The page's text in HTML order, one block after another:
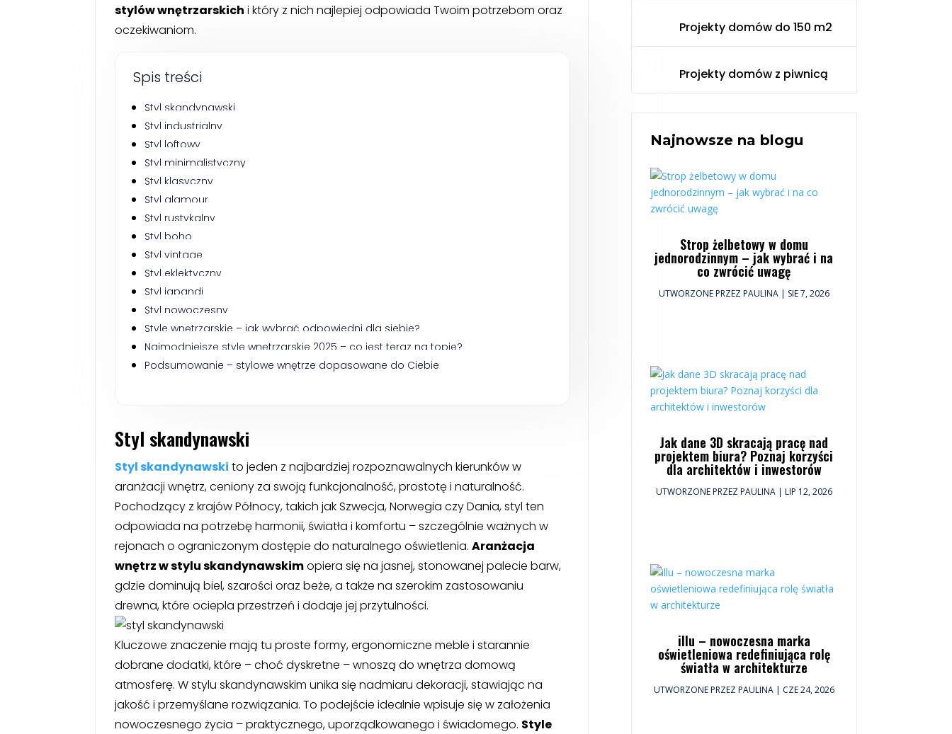
stylów wnętrzarskich i który z nich najlepiej odpowiada Twoim potrzebom oraz
oczekiwaniom.
Spis treści
Styl skandynawski
Styl industrialny
Styl loftowy
Styl minimalistyczny
Styl klasyczny
Styl glamour
Styl rustykalny
Styl boho
Styl vintage
Styl eklektyczny
Styl japandi
Styl nowoczesny
Style wnętrzarskie – jak wybrać odpowiedni dla siebie?
Najmodniejsze style wnętrzarskie 2025 – co jest teraz na topie?
Podsumowanie – stylowe wnętrze dopasowane do Ciebie
Styl skandynawski
Styl skandynawski to jeden z najbardziej rozpoznawalnych kierunków w
aranżacji wnętrz, ceniony za swoją funkcjonalność, prostotę i naturalność.
Pochodzący z krajów Północy, takich jak Szwecja, Norwegia czy Dania, styl ten
odpowiada na potrzebę harmonii, światła i komfortu – szczególnie ważnych w
rejonach o ograniczonym dostępie do naturalnego oświetlenia.Aranżacja
wnętrz w stylu skandynawskimopiera się na jasnej, stonowanej palecie barw,
gdzie dominują biel, szarości oraz beże, a także na szerokim zastosowaniu
drewna, które ociepla przestrzeń i dodaje jej przytulności.
Kluczowe znaczenie mają tu proste formy, ergonomiczne meble i starannie
dobrane dodatki, które – choć dyskretne – wnoszą do wnętrza domową
atmosferę. W stylu skandynawskim unika się nadmiaru dekoracji, stawiając na
jakość i przemyślane rozwiązania. To podejście idealnie wpisuje się w założenia
nowoczesnego życia – praktycznego, uporządkowanego i świadomego. Style
Projekty domów do 150 m2
Projekty domów z piwnicą
Najnowsze na blogu
Strop żelbetowy w domu
jednorodzinnym – jak wybrać i na
co zwrócić uwagę
UTWORZONE PRZEZPAULINA| SIE 7, 2026
Jak dane 3D skracają pracę nad
projektem biura? Poznaj korzyści
dla architektów i inwestorów
UTWORZONE PRZEZPAULINA| LIP 12, 2026
illu – nowoczesna marka
oświetleniowa redefiniująca rolę
światła w architekturze
UTWORZONE PRZEZPAULINA| CZE 24, 2026